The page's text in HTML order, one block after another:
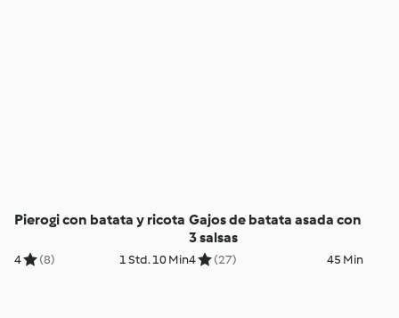
Pierogi con batata y ricota
4 (8) 1 Std. 10 Min
Gajos de batata asada con
3 salsas
4 (27) 45 Min